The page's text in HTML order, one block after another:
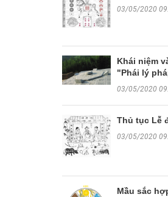
03/05/2020
Khái niệm
"Phái lý
03/05/2020
Thủ tục Lễ
03/05/2020
Mầu sắc